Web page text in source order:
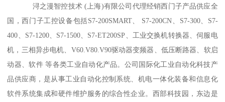
浔之漫智控技术 (上海)有限公司代理经销西门子产品供应全
国，西门子工控设备包括S7-200SMART、 S7-200CN、S7-300、S7-
400、S7-1200、S7-1500、S7-ET200SP、工业交换机转换器、伺服电
机，三相异步电机、V60.V80.V90驱动器变频器、低压断路器、软启
动器、软件 等各类工业自动化产品。公司国际化工业自动化科技产
品供应商，是从事工业自动化控制系统、机电一体化装备和信息化
软件系统集成和硬件维护服务的综合性企业。西部科技园，东边是